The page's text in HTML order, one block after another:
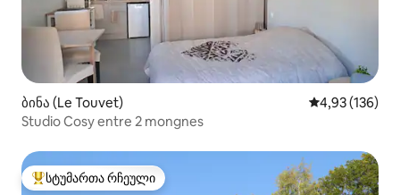
ბინა (Le Touvet) საშუალო
4,93 (136)
Studio Cosy entre 2 mongnes
სტუმართა რჩეული მოწინავე ვარიანტი
სტუმართა რჩეული